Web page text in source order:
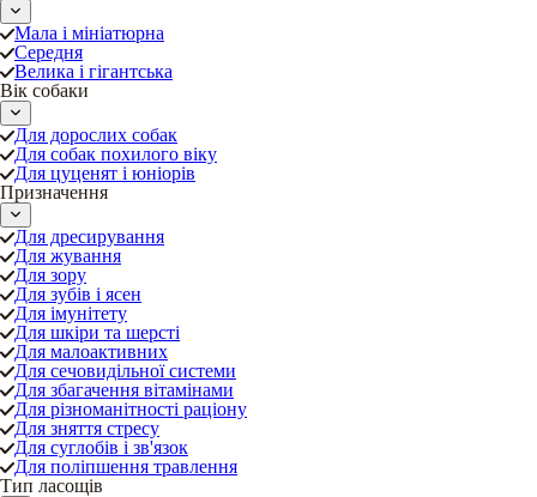
Мала і мініатюрна
Середня
Велика і гігантська
Вік собаки
Для дорослих собак
Для собак похилого віку
Для цуценят і юніорів
Призначення
Для дресирування
Для жування
Для зору
Для зубів і ясен
Для імунітету
Для шкіри та шерсті
Для малоактивних
Для сечовидільної системи
Для збагачення вітамінами
Для різноманітності раціону
Для зняття стресу
Для суглобів і зв'язок
Для поліпшення травлення
Тип ласощів